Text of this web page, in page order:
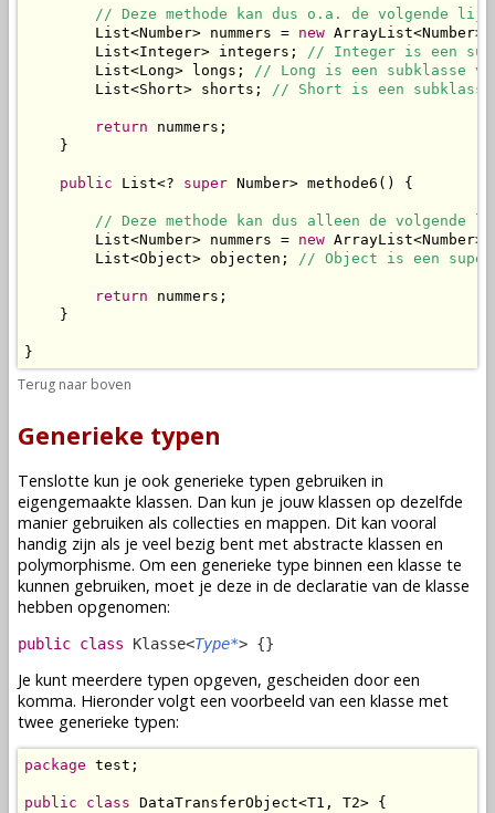
// Deze methode kan dus o.a. de volgende
        List<Number> nummers =
new
        List<Integer> integers;
// Integer is een
        List<Long> longs;
// Long is een subklasse
        List<Short> shorts;
// Short is een subklasse
return nummers;
    }
public List<? super Number> methode6() {
// Deze methode kan dus alleen de volgende
        List<Number> nummers =
new
        List<Object> objecten;
// Object is een
return nummers;
    }
}
Terug naar boven
Generieke typen
Tenslotte kun je ook generieke typen gebruiken in
eigengemaakte klassen. Dan kun je jouw klassen op dezelfde
manier gebruiken als collecties en mappen. Dit kan vooral
handig zijn als je veel bezig bent met abstracte klassen en
polymorphisme. Om een generieke type binnen een klasse te
kunnen gebruiken, moet je deze in de declaratie van de klasse
hebben opgenomen:
public class Klasse<Type*> {}
Je kunt meerdere typen opgeven, gescheiden door een
komma. Hieronder volgt een voorbeeld van een klasse met
twee generieke typen:
package test;
public class DataTransferObject<T1, T2> {